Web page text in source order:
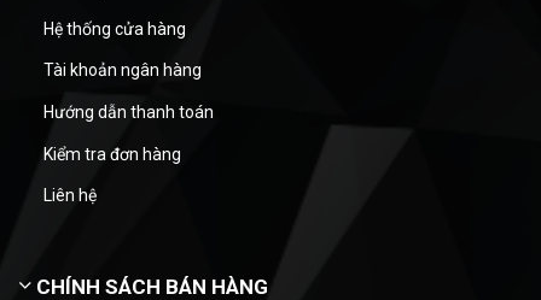
Hệ thống cửa hàng
Tài khoản ngân hàng
Hướng dẫn thanh toán
Kiểm tra đơn hàng
Liên hệ
CHÍNH SÁCH BÁN HÀNG